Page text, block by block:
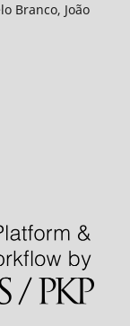
Branco, João